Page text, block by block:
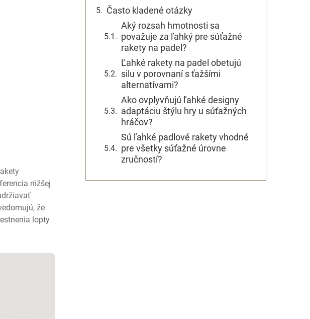
nižšej
že
lopty
Často kladené otázky
Aký rozsah hmotnosti sa
považuje za ľahký pre súťažné
rakety na padel?
Ľahké rakety na padel obetujú
silu v porovnaní s ťažšími
alternatívami?
Ako ovplyvňujú ľahké designy
adaptáciu štýlu hry u súťažných
hráčov?
Sú ľahké padlové rakety vhodné
pre všetky súťažné úrovne
zručností?